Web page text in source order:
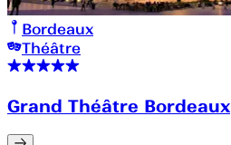
Bordeaux
Théâtre
Grand Théâtre Bordeaux